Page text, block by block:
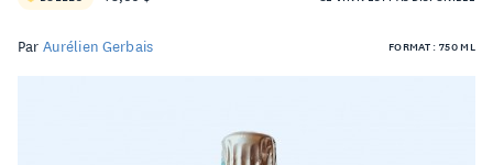
NOS VIGNERONS
Par Aurélien Gerbais FORMAT : 750 ML